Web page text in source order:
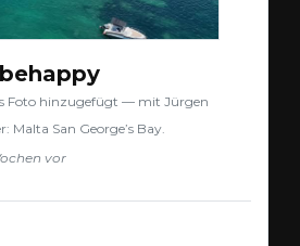
Foto hinzugefügt — mit Jürgen
Malta San George’s Bay.
vor